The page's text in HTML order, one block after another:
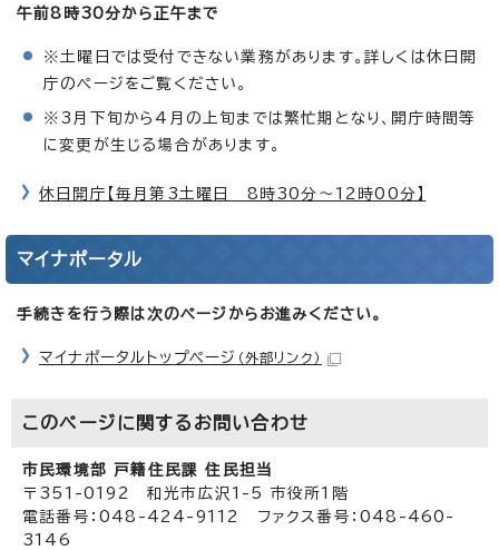
午前8時30分から正午まで
※土曜日では受付できない業務があります。詳しくは休日開
庁のページをご覧ください。
※3月下旬から4月の上旬までは繁忙期となり、開庁時間等
に変更が生じる場合があります。
休日開庁【毎月第3土曜日 8時30分～12時00分】
マイナポータル
手続きを行う際は次のページからお進みください。
マイナポータルトップページ （外部リンク）
このページに関する お問い合わせ
市民環境部 戸籍住民課 住民担当
〒351-0192 和光市広沢1-5 市役所1階
電話番号：048-424-9112 ファクス番号：048-460-
3146